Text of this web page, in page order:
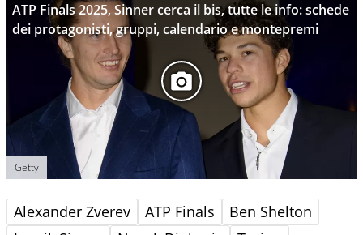
ATP Finals 2025, Sinner cerca il bis, tutte le info: schede
dei protagonisti, gruppi, calendario e montepremi
Getty
Alexander Zverev ATP Finals
Ben Shelton